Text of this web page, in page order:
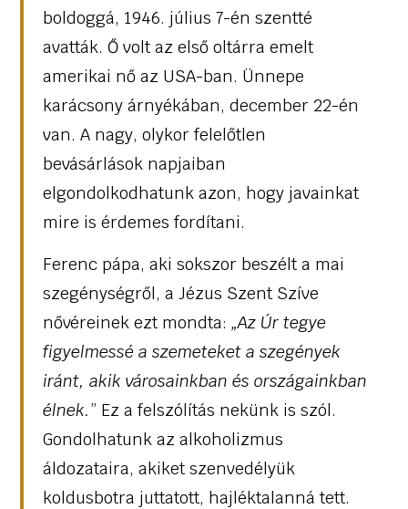
boldoggá, 1946. július 7-én szentté
avatták. Ő volt az első oltárra emelt
amerikai nő az USA-ban. Ünnepe
karácsony árnyékában, december 22-én
van. A nagy, olykor felelőtlen
bevásárlások napjaiban
elgondolkodhatunk azon, hogy javainkat
mire is érdemes fordítani.
Ferenc pápa, aki sokszor beszélt a mai
szegénységről, a Jézus Szent Szíve
nővéreinek ezt mondta: „Az Úr tegye
figyelmessé a szemeteket a szegények
iránt, akik városainkban és országainkban
élnek.” Ez a felszólítás nekünk is szól.
Gondolhatunk az alkoholizmus
áldozataira, akiket szenvedélyük
koldusbotra juttatott, hajléktalanná tett.